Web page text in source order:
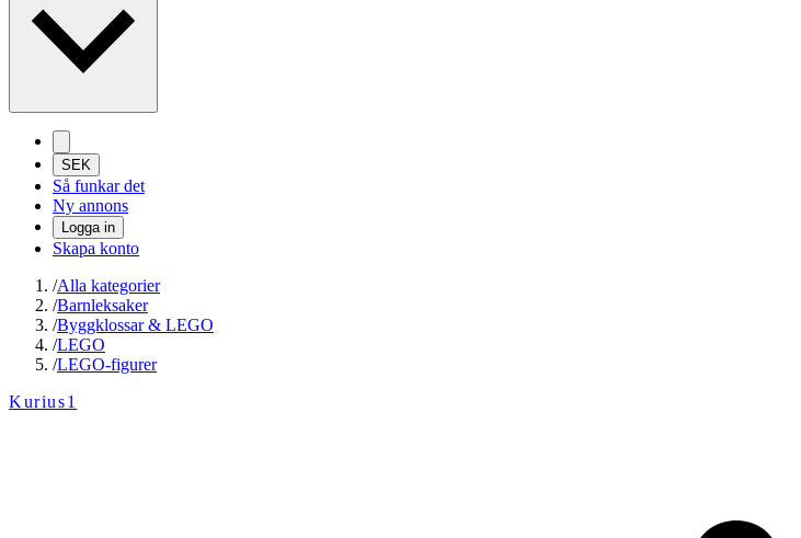
SEK
Så funkar det
Ny annons
Logga in
Skapa konto
/Alla kategorier
/Barnleksaker
/Byggklossar & LEGO
/LEGO
/LEGO-figurer
Kurius1